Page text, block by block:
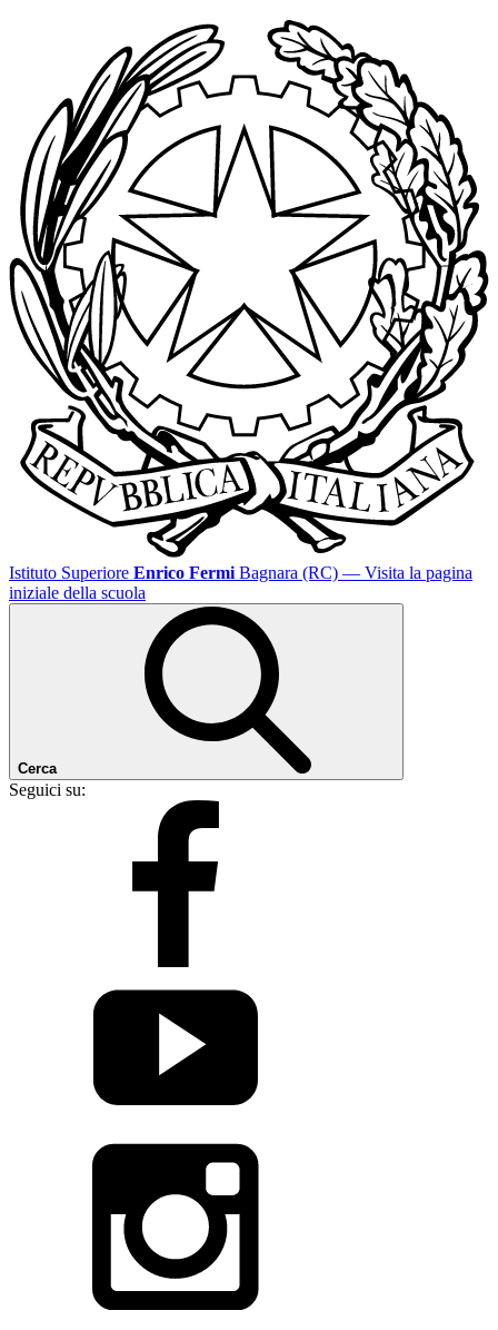
Istituto Superiore Enrico Fermi Bagnara (RC) — Visita la pagina
iniziale della scuola
Cerca
Seguici su: